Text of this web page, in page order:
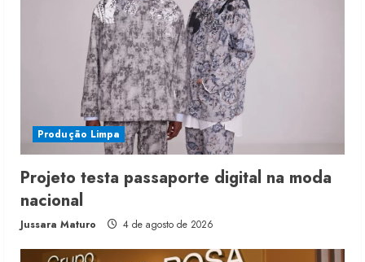
Produção Limpa
Projeto testa passaporte digital na moda
nacional
Jussara Maturo 4 de agosto de 2026